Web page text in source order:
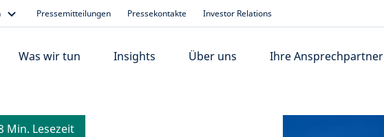
Pressemitteilungen Pressekontakte Investor Relations
Was wir tun Insights Über uns Ihre Ansprechpartner
Min. Lesezeit